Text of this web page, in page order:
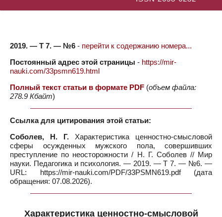
2019. — Т 7. — №6 - перейти к содержанию номера...
Постоянный адрес этой страницы - https://mir-
nauki.com/33psmn619.html
Полный текст статьи в формате PDF (объем файла:
278.9 Кбайт)
Ссылка для цитирования этой статьи:
Соболев, Н. Г. Характеристика ценностно-смысловой
сферы осужденных мужского пола, совершивших
преступление по неосторожности / Н. Г. Соболев // Мир
науки. Педагогика и психология. — 2019. — Т 7. — №6. —
URL: https://mir-nauki.com/PDF/33PSMN619.pdf (дата
обращения: 07.08.2026).
Характеристика ценностно-смысловой